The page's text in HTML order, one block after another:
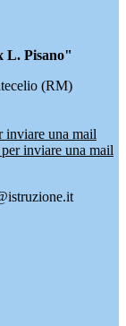
L. Pisano"
(RM)
inviare una mail
inviare una mail